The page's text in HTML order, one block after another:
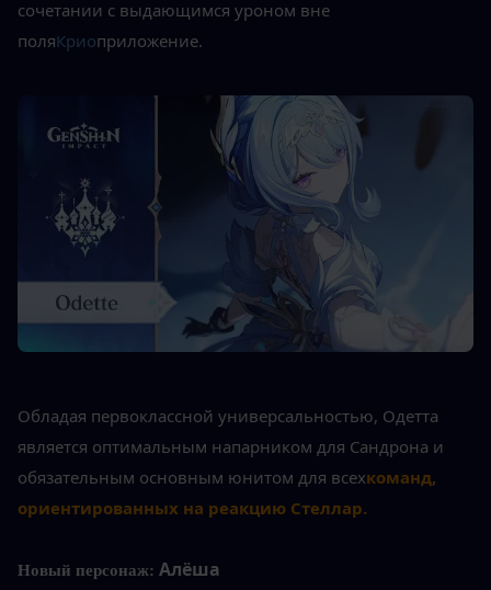
сочетании с выдающимся уроном вне
поляКриоприложение.
Обладая первоклассной универсальностью, Одетта
является оптимальным напарником для Сандрона и
обязательным основным юнитом для всехкоманд,
ориентированных на реакцию Стеллар.
Новый персонаж: Алёша